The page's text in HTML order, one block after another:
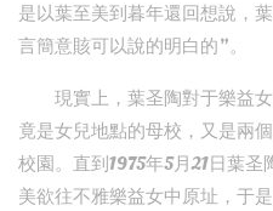
是以葉至美到暮年還回想說，
言簡意賅可以說的明白的”。
現實上，葉圣陶對于樂益
竟是女兒地點的母校，又是兩
校園。直到1975年5月21日葉
美欲往不雅樂益女中原址，于